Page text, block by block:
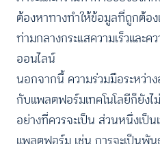
ต้องหาทางทำให้ข้อมูลที่ถูกต้อ
ท่ามกลางกระแสความเร็วและ
ออนไลน์
นอกจากนี้ ความร่วมมือระหว่า
กับแพลตฟอร์มเทคโนโลยีก็ยัง
อย่างที่ควรจะเป็น ส่วนหนึ่งเป็น